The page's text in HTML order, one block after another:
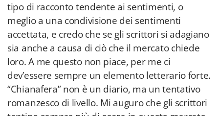
tipo di racconto tendente ai sentimenti, o
meglio a una condivisione dei sentimenti
accettata, e credo che se gli scrittori si adagiano
sia anche a causa di ciò che il mercato chiede
loro. A me questo non piace, per me ci
dev’essere sempre un elemento letterario forte.
“Chianafera” non è un diario, ma un tentativo
romanzesco di livello. Mi auguro che gli scrittori